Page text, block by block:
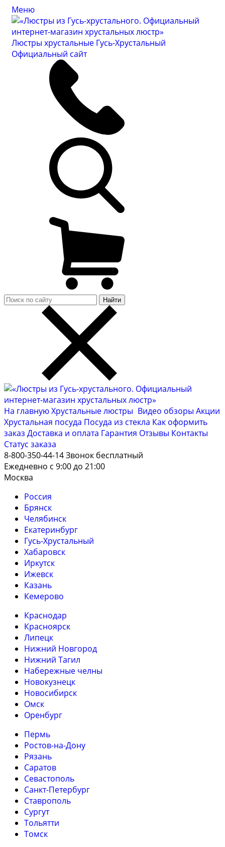
Меню
Люстры хрустальные Гусь-Хрустальный
Официальный сайт
Найти
На главнуюХрустальные люстры Видео обзоры Акции
Хрустальная посуда Посуда из стекла Как оформить
заказ Доставка и оплата Гарантия Отзывы Контакты
Cтатус заказа
8-800-350-44-14Звонок бесплатный
Ежедневно с 9:00 до 21:00
Москва
Россия
Брянск
Челябинск
Екатеринбург
Гусь-Хрустальный
Хабаровск
Иркутск
Ижевск
Казань
Кемерово
Краснодар
Красноярск
Липецк
Нижний Новгород
Нижний Тагил
Набережные челны
Новокузнецк
Новосибирск
Омск
Оренбург
Пермь
Ростов-на-Дону
Рязань
Саратов
Севастополь
Санкт-Петербург
Ставрополь
Сургут
Тольятти
Томск